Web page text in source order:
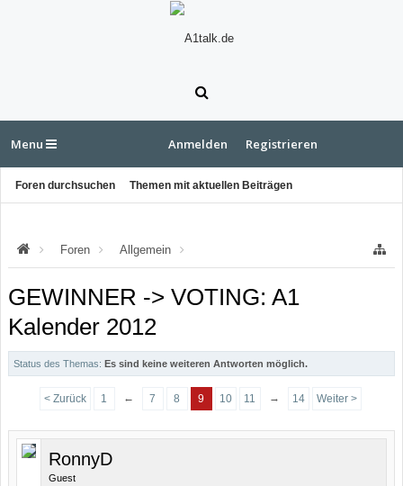
Menu
Foren durchsuchen Themen mit aktuellen Beiträgen
Anmelden Registrieren
Foren Allgemein
GEWINNER -> VOTING: A1
Kalender 2012
Status des Themas: Es sind keine weiteren Antworten möglich.
< Zurück 1 ← 7 8 9 10 11 → 14 Weiter >
RonnyD
Guest